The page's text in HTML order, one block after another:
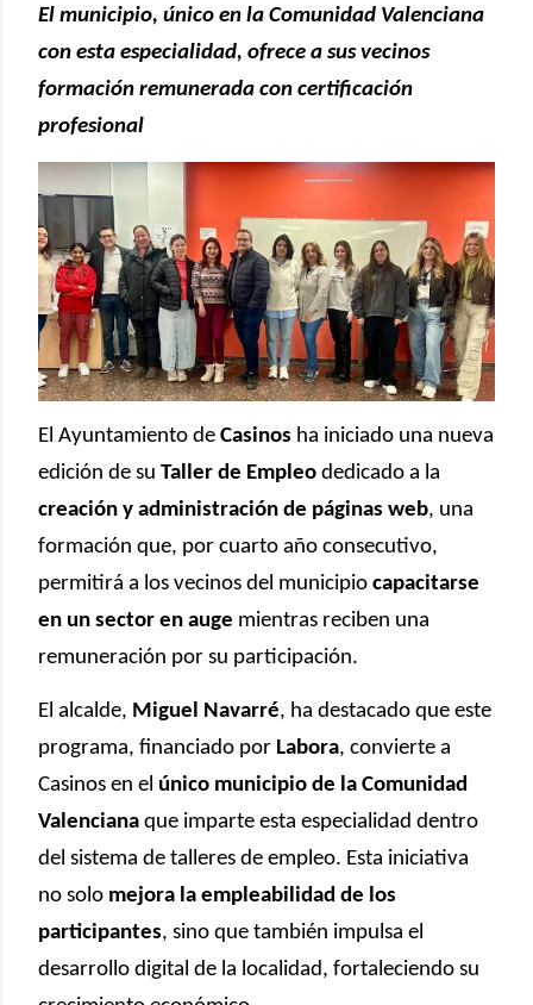
El municipio, único en la Comunidad Valenciana
con esta especialidad, ofrece a sus vecinos
formación remunerada con certificación
profesional
El Ayuntamiento de Casinos ha iniciado una nueva
edición de su Taller de Empleo dedicado a la
creación y administración de páginas web, una
formación que, por cuarto año consecutivo,
permitirá a los vecinos del municipio capacitarse
en un sector en auge mientras reciben una
remuneración por su participación.
El alcalde, Miguel Navarré, ha destacado que este
programa, financiado por Labora, convierte a
Casinos en el único municipio de la Comunidad
Valenciana que imparte esta especialidad dentro
del sistema de talleres de empleo. Esta iniciativa
no solo mejora la empleabilidad de los
participantes, sino que también impulsa el
desarrollo digital de la localidad, fortaleciendo su